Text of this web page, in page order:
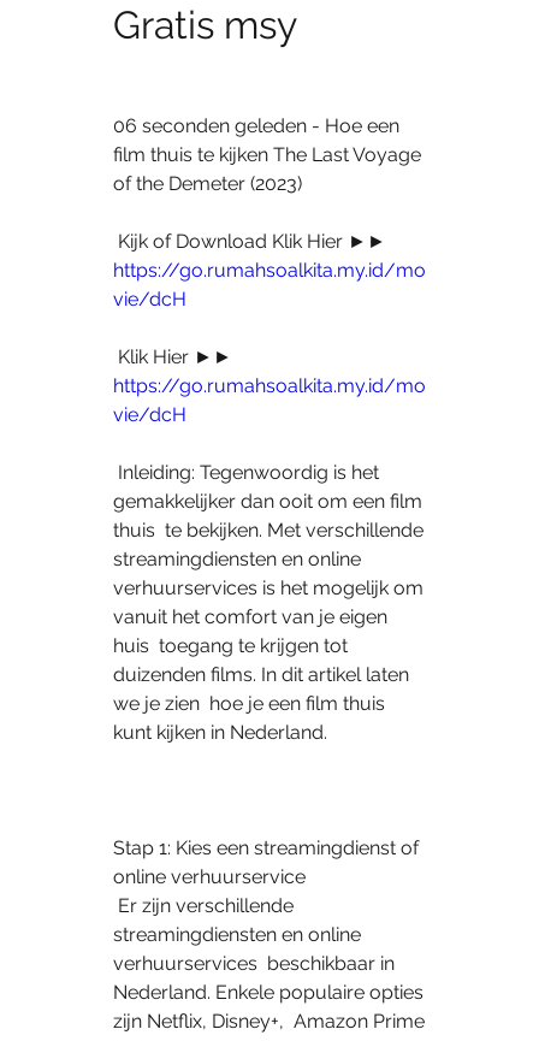
Gratis msy
06 seconden geleden - Hoe een
film thuis te kijken The Last Voyage
of the Demeter (2023)
https://go.rumahsoalkita.my.id/mo
vie/dcH
https://go.rumahsoalkita.my.id/mo
vie/dcH
gemakkelijker dan ooit om een film
thuis  te bekijken. Met verschillende
streamingdiensten en online
verhuurservices is het mogelijk om
vanuit het comfort van je eigen
huis  toegang te krijgen tot
duizenden films. In dit artikel laten
we je zien  hoe je een film thuis
kunt kijken in Nederland.
Stap 1: Kies een streamingdienst of
online verhuurservice
streamingdiensten en online
verhuurservices  beschikbaar in
Nederland. Enkele populaire opties
zijn Netflix, Disney+,  Amazon Prime